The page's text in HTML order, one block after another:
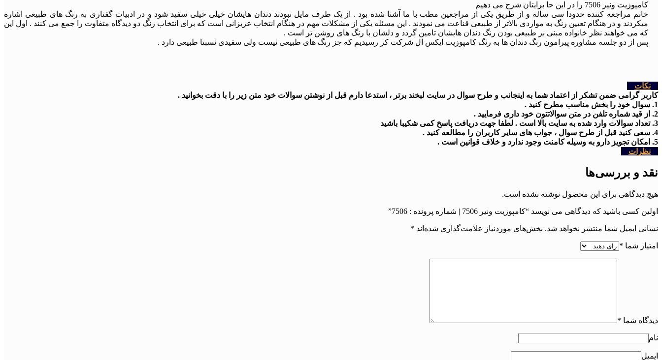
کامپوزیت ونیر 7506 را در این جا برایتان شرح می دهیم
خانم مراجعه کننده حدودا سی ساله و از طریق یکی از مراجعین مطب با ما آشنا شده بود . از یک طرف مایل نبودند دندان هایشان خیلی خیلی سفید شود و در ادبیات گفتاری به رنگ های طبیعی اشاره
میکردند و در هنگام تعیین رنگ به مواردی بالاتر از طبیعی قناعت می نمودند . این مسئله یکی از مشکلات مهم در هنگام انتخاب عزیزانی است که برای انتخاب رنگ دو دیدگاه متفاوت را جمع می کنند . اول این
که می خواهند نظر خانواده مبنی بر طبیعی بودن رنگ دندان هایشان تامین گردد و دلشان با رنگ های روشن تر است .
پس از دو جلسه مشاوره پیرامون رنگ دندان ها به رنگ کامپوزیت ایکس ال شرکت کر رسیدیم که جز رنگ های طبیعی نیست ولی سفیدی نسبتا طبیعی دارد .
نکات
کاربر گرامی ضمن تشکر از اعتماد شما به اینجانب و طرح سوال در سایت لبخند برتر ، استدعا دارم قبل از نوشتن سوالات خود متن زیر را با دقت بخوانید .
1. سوال خود را بخش مناسب مطرح کنید .
2. از قید شماره تلفن در متن سوالاتتون خود داری فرمایید .
3. تعداد سوالات وارد شده به سایت بالا است . لطفا جهت دریافت پاسخ کمی شکیبا باشید
4. سعی کنید قبل از طرح سوال ، جواب های سایر کاربران را مطالعه کنید .
5. امکان تجویز دارو به وسیله کامنت وجود ندارد و خلاف قوانین است .
نظرات
نقد و بررسی‌ها
هیچ دیدگاهی برای این محصول نوشته نشده است.
اولین کسی باشید که دیدگاهی می نویسد “کامپوزیت ونیر 7506 | شماره پرونده : 7506”
نشانی ایمیل شما منتشر نخواهد شد. بخش‌های موردنیاز علامت‌گذاری شده‌اند *
امتیاز شما *
دیدگاه شما *
نام
ایمیل